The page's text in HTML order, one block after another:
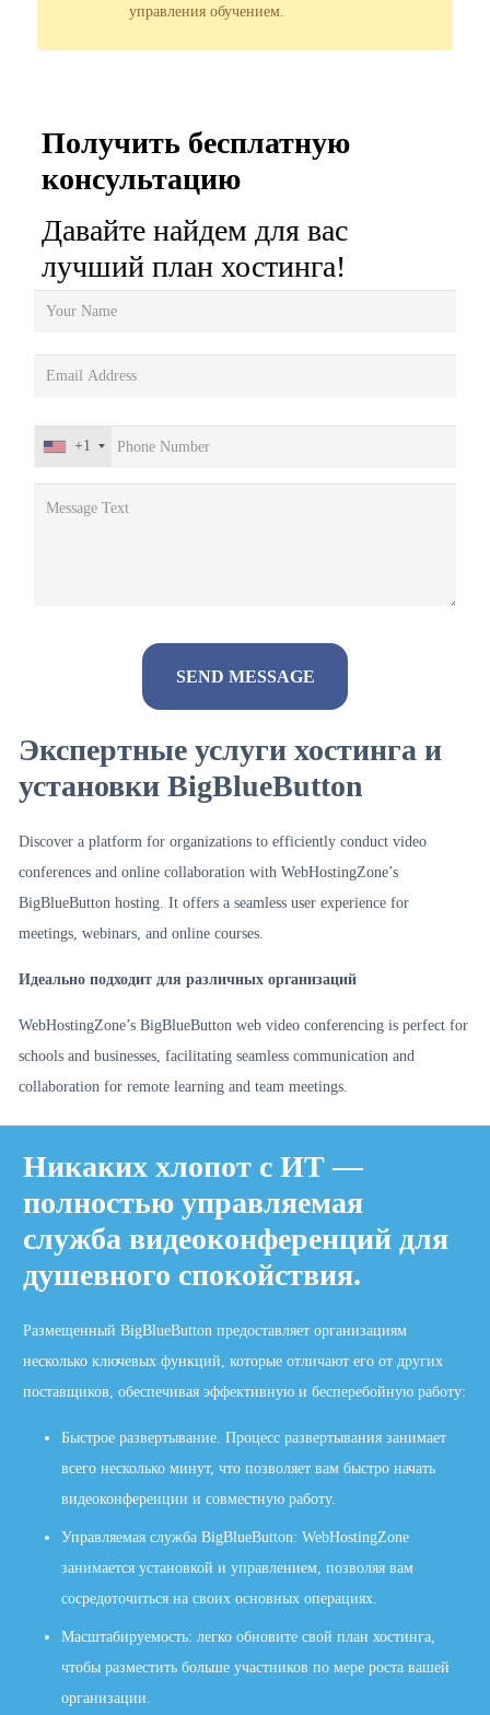
управления обучением.
Получить бесплатную
консультацию
Давайте найдем для вас
лучший план хостинга!
+1
Alternative:
Экспертные услуги хостинга и
установки BigBlueButton
Discover a platform for organizations to efficiently conduct video
conferences and online collaboration with WebHostingZone’s
BigBlueButton hosting. It offers a seamless user experience for
meetings, webinars, and online courses.
Идеально подходит для различных организаций
WebHostingZone’s BigBlueButton web video conferencing is perfect for
schools and businesses, facilitating seamless communication and
collaboration for remote learning and team meetings.
Никаких хлопот с ИТ —
полностью управляемая
служба видеоконференций для
душевного спокойствия.
Размещенный BigBlueButton предоставляет организациям
несколько ключевых функций, которые отличают его от других
поставщиков, обеспечивая эффективную и бесперебойную работу:
Быстрое развертывание. Процесс развертывания занимает
всего несколько минут, что позволяет вам быстро начать
видеоконференции и совместную работу.
Управляемая служба BigBlueButton: WebHostingZone
занимается установкой и управлением, позволяя вам
сосредоточиться на своих основных операциях.
Масштабируемость: легко обновите свой план хостинга,
чтобы разместить больше участников по мере роста вашей
организации.